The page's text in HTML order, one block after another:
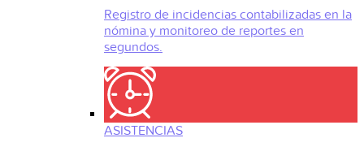
Registro de incidencias contabilizadas en la
nómina y monitoreo de reportes en
segundos.
ASISTENCIAS